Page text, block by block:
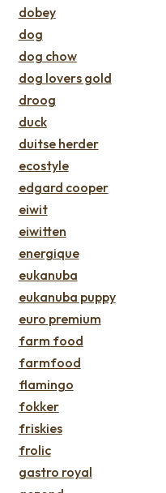
dobey
dog
dog chow
dog lovers gold
droog
duck
duitse herder
ecostyle
edgard cooper
eiwit
eiwitten
energique
eukanuba
eukanuba puppy
euro premium
farm food
farmfood
flamingo
fokker
friskies
frolic
gastro royal